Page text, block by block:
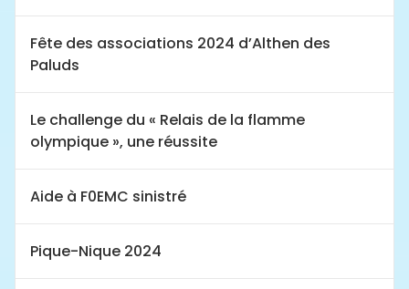
Fête des associations 2024 d’Althen des
Paluds
Le challenge du « Relais de la flamme
olympique », une réussite
Aide à F0EMC sinistré
Pique-Nique 2024